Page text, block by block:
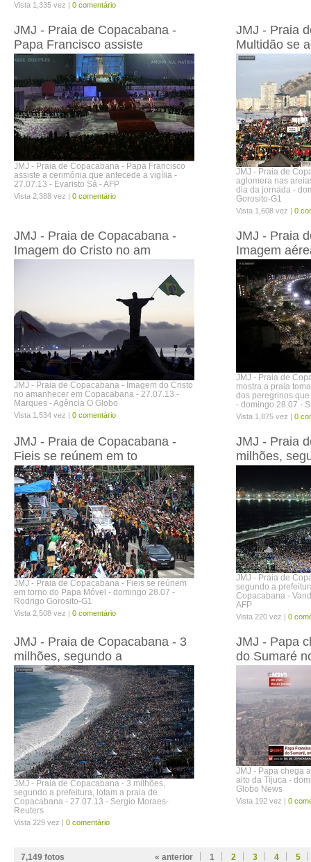
Vista 1,335 vez | 0 comentário
JMJ - Praia de Copacabana -
Papa Francisco assiste
JMJ - Praia
Multidão se
JMJ - Praia de Copacabana - Papa Francisco
assiste a cerimônia que antecede a vigília -
27.07.13 - Evaristo Sá - AFP
Vista 2,388 vez | 0 comentário
JMJ - Praia de
aglomera nas
dia da jornada -
Gorosito-G1
Vista 1,608 vez | 0
JMJ - Praia de Copacabana -
Imagem do Cristo no am
JMJ - Praia
Imagem
JMJ - Praia de Copacabana - Imagem do Cristo
no amanhecer em Copacabana - 27.07.13 -
Marques - Agência O Globo
Vista 1,534 vez | 0 comentário
JMJ - Praia de
mostra a praia
dos peregrinos
- domingo 28.07 -
Vista 1,875 vez | 0
JMJ - Praia de Copacabana -
Fieis se reúnem em to
JMJ - Praia
milhões,
JMJ - Praia de Copacabana - Fieis se reúnem
em torno do Papa Móvel - domingo 28.07 -
Rodrigo Gorosito-G1
Vista 2,508 vez | 0 comentário
JMJ - Praia de
segundo a
Copacabana -
AFP
Vista 220 vez | 0
JMJ - Praia de Copacabana - 3
milhões, segundo a
JMJ - Papa
do Sumaré
JMJ - Praia de Copacabana - 3 milhões,
segundo a prefeitura, lotam a praia de
Copacabana - 27.07.13 - Sergio Moraes-
Reuters
Vista 229 vez | 0 comentário
JMJ - Papa chega
alto da Tijuca -
Globo News
Vista 192 vez | 0
7,149 fotos « anterior 1 2 3 4 5